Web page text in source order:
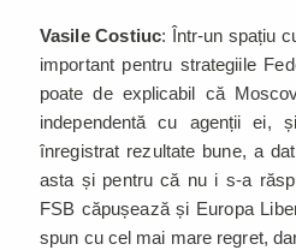
Vasile Costiuc: Într-un spațiu
important pentru strategiile
poate de explicabil că
independentă cu agenții ei,
înregistrat rezultate bune, a
asta și pentru că nu i s-a
FSB căpușează și Europa
spun cu cel mai mare regret,